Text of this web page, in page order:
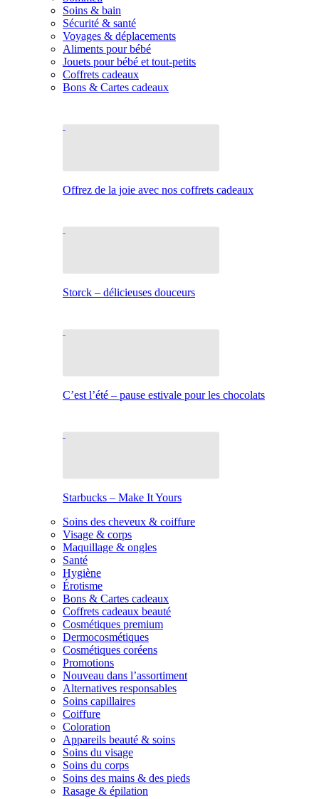
Soins & bain
Sécurité & santé
Voyages & déplacements
Aliments pour bébé
Jouets pour bébé et tout-petits
Coffrets cadeaux
Bons & Cartes cadeaux
Offrez de la joie avec nos coffrets cadeaux
Storck – délicieuses douceurs
C’est l’été – pause estivale pour les chocolats
Starbucks – Make It Yours
Soins des cheveux & coiffure
Visage & corps
Maquillage & ongles
Santé
Hygiène
Érotisme
Bons & Cartes cadeaux
Coffrets cadeaux beauté
Cosmétiques premium
Dermocosmétiques
Cosmétiques coréens
Promotions
Nouveau dans l’assortiment
Alternatives responsables
Soins capillaires
Coiffure
Coloration
Appareils beauté & soins
Soins du visage
Soins du corps
Soins des mains & des pieds
Rasage & épilation